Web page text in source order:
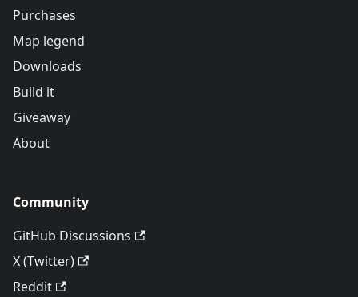
Purchases
Map legend
Downloads
Build it
Giveaway
About
Community
GitHub Discussions
X (Twitter)
Reddit